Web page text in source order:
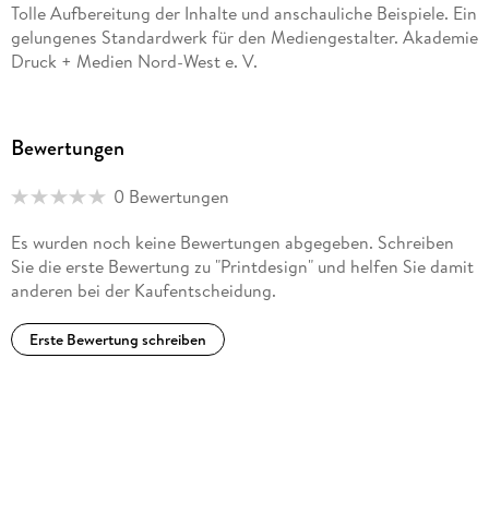
Vorüberlegungen zur Gestaltung . . . 17
TEIL I Der Flyer . . . 33
1. Konzeption eines Flyers . . . 35
1. 1 . . . Flyer -- eine Einordnung . . . 35
Tolle Aufbereitung der Inhalte und anschauliche Beispiele. Ein
gelungenes Standardwerk für den Mediengestalter. Akademie
Druck + Medien Nord-West e. V.
Fakten zur Gestaltung verschiedener Printmedien liefert.
novum
Bewertungen
0 Bewertungen
Es wurden noch keine Bewertungen abgegeben. Schreiben
Sie die erste Bewertung zu "Printdesign" und helfen Sie damit
anderen bei der Kaufentscheidung.
Erste Bewertung schreiben